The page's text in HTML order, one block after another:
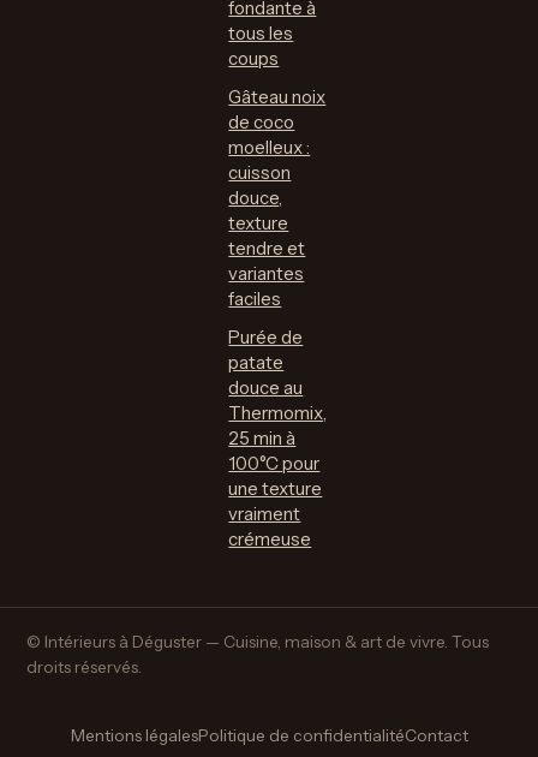
fondante à
tous les
coups
Gâteau noix
de coco
moelleux :
cuisson
douce,
texture
tendre et
variantes
faciles
Purée de
patate
douce au
Thermomix,
25 min à
100°C pour
une texture
vraiment
crémeuse
© Intérieurs à Déguster — Cuisine, maison & art de vivre. Tous
droits réservés.
Mentions légalesPolitique de confidentialitéContact